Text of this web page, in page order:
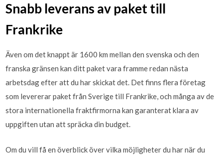
Snabb leverans av paket till
Frankrike
Även om det knappt är 1600 km mellan den svenska och den
franska gränsen kan ditt paket vara framme redan nästa
arbetsdag efter att du har skickat det. Det finns flera företag
som levererar paket från Sverige till Frankrike, och många av de
stora internationella fraktfirmorna kan garanterat klara av
uppgiften utan att spräcka din budget.
Om du vill få en överblick över vilka möjligheter du har när du